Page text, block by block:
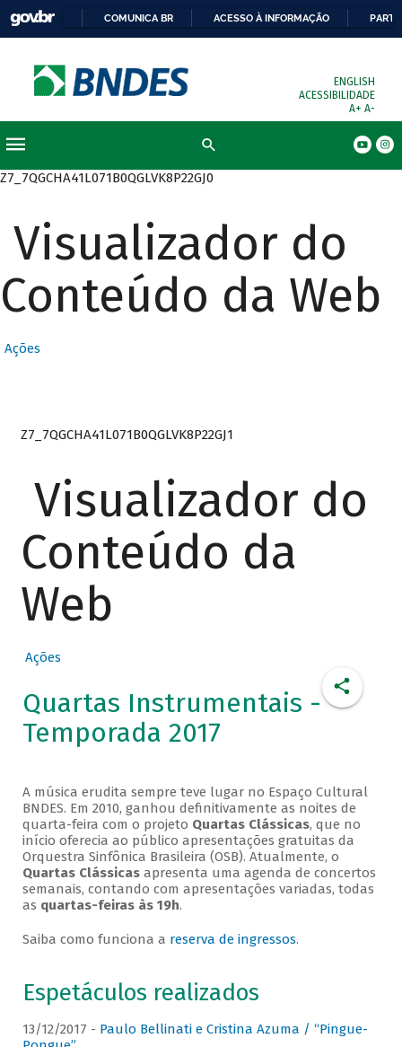
COMUNICA BR ACESSO À INFORMAÇÃO
ENGLISH
ACESSIBILIDADE
A+ A-
Z7_7QGCHA41L071B0QGLVK8P22GJ0
Visualizador do
Conteúdo da Web
Ações
Z7_7QGCHA41L071B0QGLVK8P22GJ1
Visualizador do
Conteúdo da
Web
Ações
Quartas Instrumentais -
Temporada 2017
A música erudita sempre teve lugar no Espaço Cultural
BNDES. Em 2010, ganhou definitivamente as noites de
quarta-feira com o projeto Quartas Clássicas, que no
início oferecia ao público apresentações gratuitas da
Orquestra Sinfônica Brasileira (OSB). Atualmente, o
Quartas Clássicasapresenta uma agenda de concertos
semanais, contando com apresentações variadas, todas
as quartas-feiras às 19h.
Saiba como funciona a reserva de ingressos.
Espetáculos realizados
13/12/2017 - Paulo Bellinati e Cristina Azuma / “Pingue-